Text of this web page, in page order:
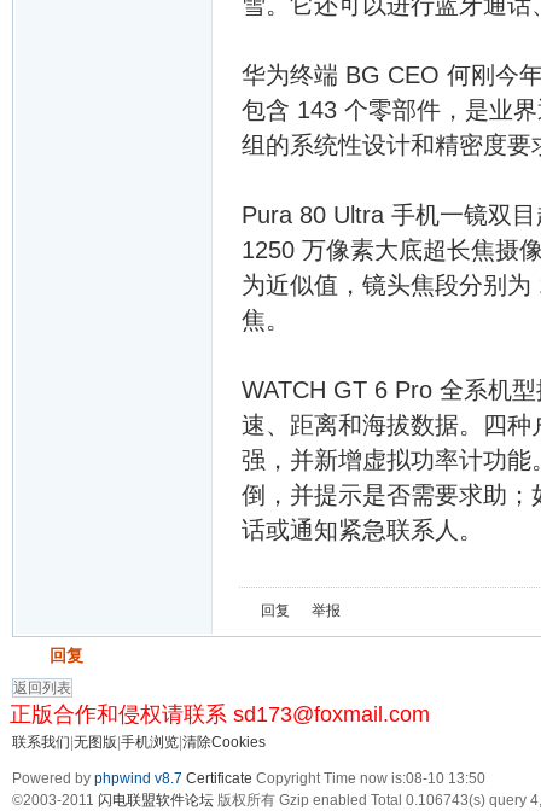
华为终端 BG CEO 何刚今
包含 143 个零部件，是业
组的系统性设计和精密度要
Pura 80 Ultra 手机一镜双
1250 万像素大底超长焦摄
为近似值，镜头焦段分别
焦。
WATCH GT 6 Pro 全系机
速、距离和海拔数据。四
强，并新增虚拟功率计功
倒，并提示是否需要求助
话或通知紧急联系人。
回复 举报
回复
返回列表
正版合作和侵权请联系 sd173@foxmail.com
联系我们 无图版 手机浏览 清除Cookies
Powered by phpwind v8.7 Certificate Copyright Time now is:08-10 13:50
©2003-2011 闪电联盟软件论坛 版权所有 Gzip enabled Total 0.106743(s) query 4,